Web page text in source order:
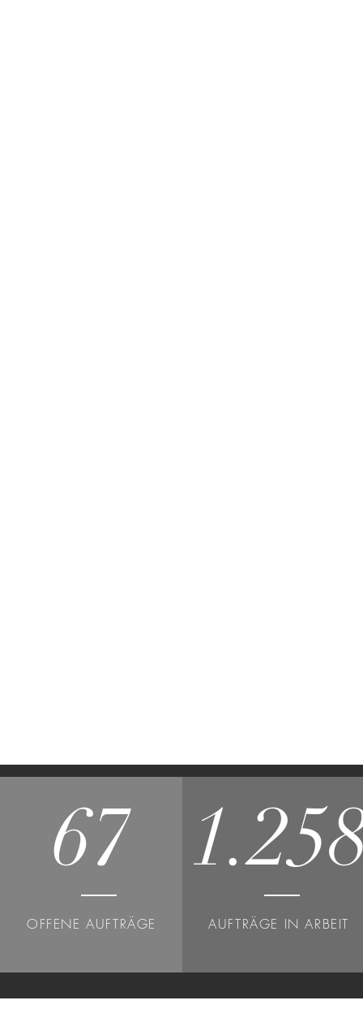
67
OFFENE AUFTRÄGE AUFTRÄGE IN ARBEIT